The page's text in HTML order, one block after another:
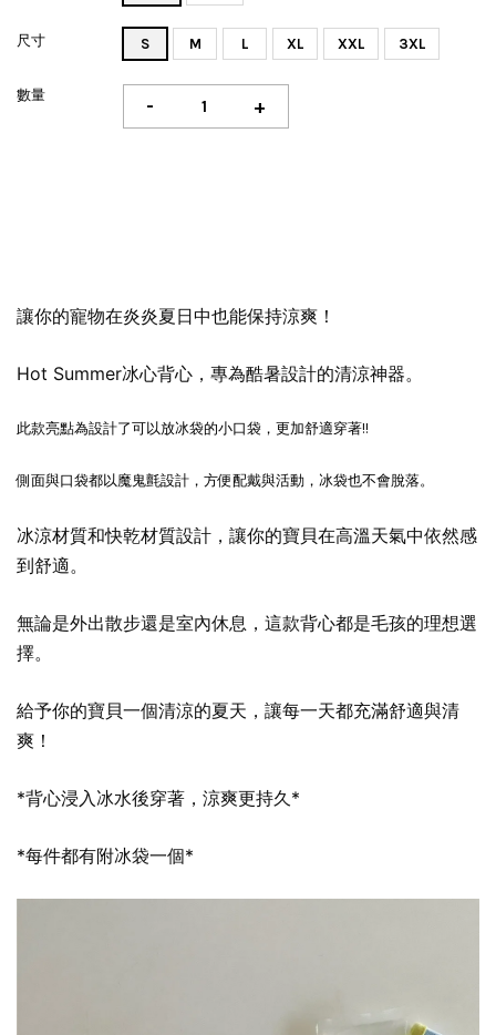
尺寸 S M L XL XXL 3XL
數量 - +
讓你的寵物在炎炎夏日中也能保持涼爽！
Hot Summer冰心背心，專為酷暑設計的清涼神器。
此款亮點為設計了可以放冰袋的小口袋，更加舒適穿著!!
側面與口袋都以魔鬼氈設計，方便配戴與活動，冰袋也不會脫落。
冰涼材質和快乾材質設計，讓你的寶貝在高溫天氣中依然感
到舒適。
無論是外出散步還是室內休息，這款背心都是毛孩的理想選
擇。
給予你的寶貝一個清涼的夏天，讓每一天都充滿舒適與清
爽！
*背心浸入冰水後穿著，涼爽更持久*
*每件都有附冰袋一個*